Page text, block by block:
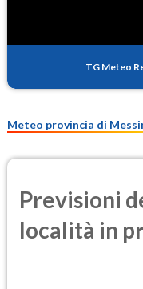
PM25
TG Meteo
Meteo provincia di
Previsioni
località in